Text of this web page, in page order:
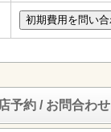
予約 / お問合わせ